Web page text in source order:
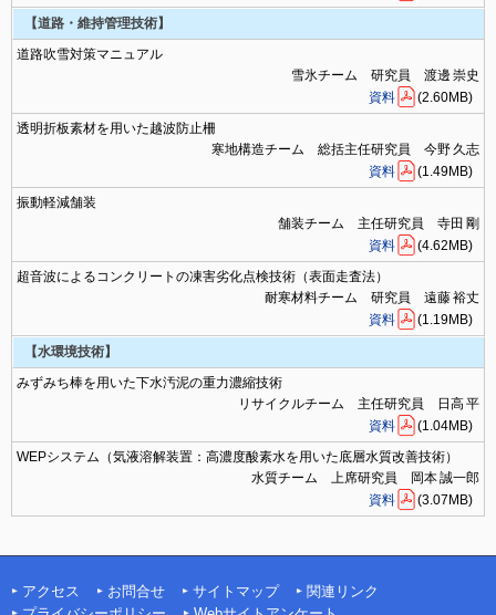
【道路・維持管理技術】
道路吹雪対策マニュアル
雪氷チーム 研究員 渡邊 崇史
資料
(2.60MB)
透明折板素材を用いた越波防止柵
寒地構造チーム 総括主任研究員 今野 久志
資料
(1.49MB)
振動軽減舗装
舗装チーム 主任研究員 寺田 剛
資料
(4.62MB)
超音波によるコンクリートの凍害劣化点検技術（表面走査法）
耐寒材料チーム 研究員 遠藤 裕丈
資料
(1.19MB)
【水環境技術】
みずみち棒を用いた下水汚泥の重力濃縮技術
リサイクルチーム 主任研究員 日高 平
資料
(1.04MB)
WEPシステム（気液溶解装置：高濃度酸素水を用いた底層水質改善技術）
水質チーム 上席研究員 岡本 誠一郎
資料
(3.07MB)
アクセス お問合せ サイトマップ
関連リンク